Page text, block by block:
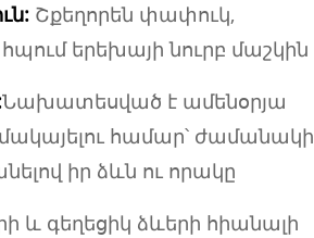
Շքեղորեն փափուկ,
երեխայի նուրբ մաշկին
Նախատեսված է ամենօրյա
համար՝ ժամանակի
իր ձևն ու որակը
և գեղեցիկ ձևերի հիանալի